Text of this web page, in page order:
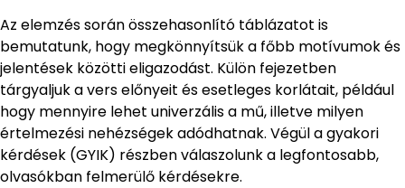
Az elemzés során összehasonlító táblázatot is
bemutatunk, hogy megkönnyítsük a főbb motívumok és
jelentések közötti eligazodást. Külön fejezetben
tárgyaljuk a vers előnyeit és esetleges korlátait, például
hogy mennyire lehet univerzális a mű, illetve milyen
értelmezési nehézségek adódhatnak. Végül a gyakori
kérdések (GYIK) részben válaszolunk a legfontosabb,
olvasókban felmerülő kérdésekre.